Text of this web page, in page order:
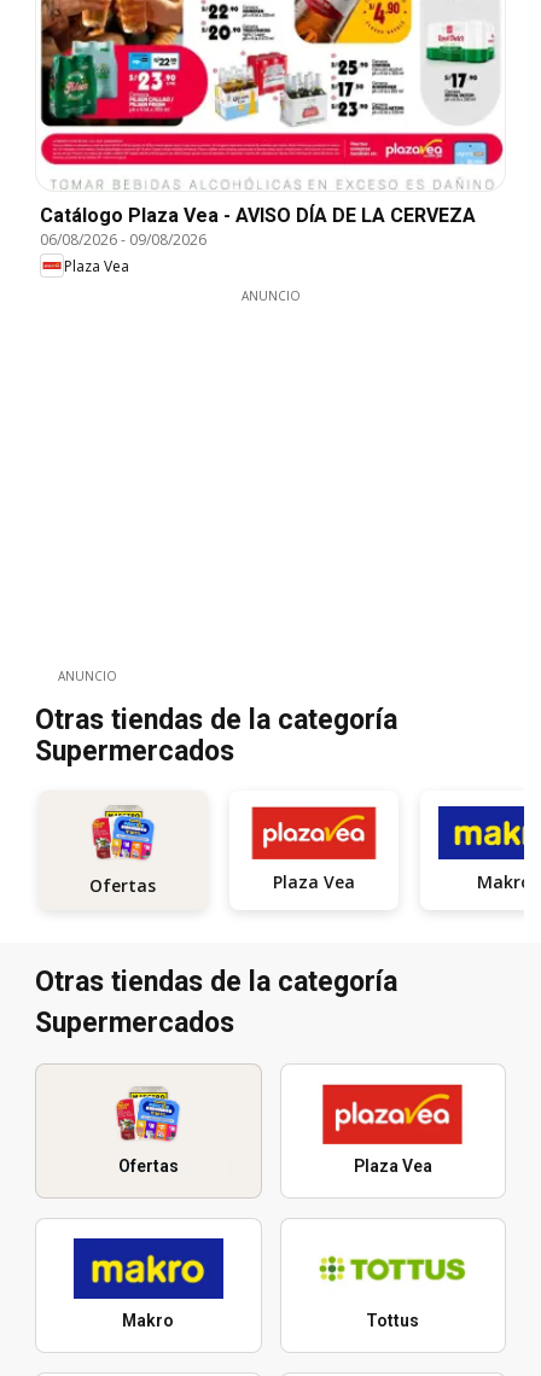
Catálogo Plaza Vea - AVISO DÍA DE LA CERVEZA
06/08/2026- 09/08/2026
Plaza Vea
ANUNCIO
ANUNCIO
Otras tiendas de la categoría
Supermercados
Ofertas Plaza Vea Makro
Otras tiendas de la categoría
Supermercados
Ofertas Plaza Vea
Makro Tottus